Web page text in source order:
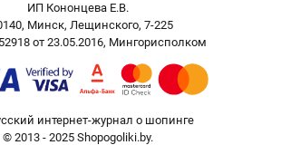
ИП Кононцева Е.В.
Минск, Лещинского, 7-225
от 23.05.2016, Мингорисполком
интернет-журнал о шопинге
© 2013 - 2025 Shopogoliki.by.